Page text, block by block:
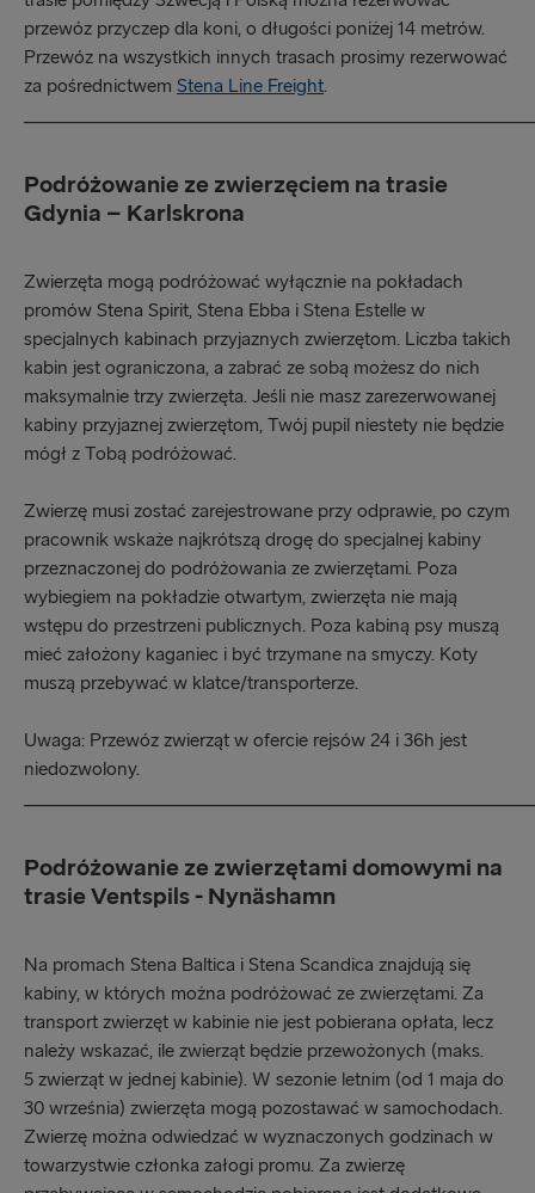
przewóz przyczep dla koni, o długości poniżej 14 metrów.
Przewóz na wszystkich innych trasach prosimy rezerwować
za pośrednictwem Stena Line Freight.
Podróżowanie ze zwierzęciem na trasie
Gdynia – Karlskrona
Zwierzęta mogą podróżować wyłącznie na pokładach
promów Stena Spirit, Stena Ebba i Stena Estelle w
specjalnych kabinach przyjaznych zwierzętom. Liczba takich
kabin jest ograniczona, a zabrać ze sobą możesz do nich
maksymalnie trzy zwierzęta. Jeśli nie masz zarezerwowanej
kabiny przyjaznej zwierzętom, Twój pupil niestety nie będzie
mógł z Tobą podróżować.
Zwierzę musi zostać zarejestrowane przy odprawie, po czym
pracownik wskaże najkrótszą drogę do specjalnej kabiny
przeznaczonej do podróżowania ze zwierzętami. Poza
wybiegiem na pokładzie otwartym, zwierzęta nie mają
wstępu do przestrzeni publicznych. Poza kabiną psy muszą
mieć założony kaganiec i być trzymane na smyczy. Koty
muszą przebywać w klatce/transporterze.
Uwaga: Przewóz zwierząt w ofercie rejsów 24 i 36h jest
niedozwolony.
Podróżowanie ze zwierzętami domowymi na
trasie Ventspils - Nynäshamn
Na promach Stena Baltica i Stena Scandica znajdują się
kabiny, w których można podróżować ze zwierzętami. Za
transport zwierzęt w kabinie nie jest pobierana opłata, lecz
należy wskazać, ile zwierząt będzie przewożonych (maks.
5 zwierząt w jednej kabinie). W sezonie letnim (od 1 maja do
30 września) zwierzęta mogą pozostawać w samochodach.
Zwierzę można odwiedzać w wyznaczonych godzinach w
towarzystwie członka załogi promu. Za zwierzę